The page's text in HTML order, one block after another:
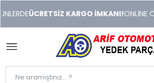
xonusu
veren
sitolar
ÜCRETSİZ KARGO İMKANI!ONLİNE